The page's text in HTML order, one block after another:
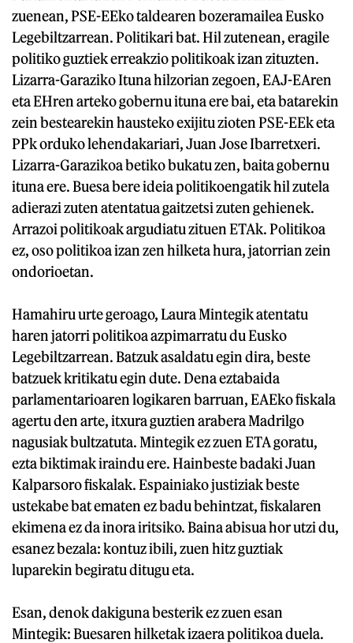
zuenean, PSE-EEko taldearen bozeramailea Eusko
Legebiltzarrean. Politikari bat. Hil zutenean, eragile
politiko guztiek erreakzio politikoak izan zituzten.
Lizarra-Garaziko Ituna hilzorian zegoen, EAJ-EAren
eta EHren arteko gobernu ituna ere bai, eta batarekin
zein bestearekin hausteko exijitu zioten PSE-EEk eta
PPk orduko lehendakariari, Juan Jose Ibarretxeri.
Lizarra-Garazikoa betiko bukatu zen, baita gobernu
ituna ere. Buesa bere ideia politikoengatik hil zutela
adierazi zuten atentatua gaitzetsi zuten gehienek.
Arrazoi politikoak argudiatu zituen ETAk. Politikoa
ez, oso politikoa izan zen hilketa hura, jatorrian zein
ondorioetan.
Hamahiru urte geroago, Laura Mintegik atentatu
haren jatorri politikoa azpimarratu du Eusko
Legebiltzarrean. Batzuk asaldatu egin dira, beste
batzuek kritikatu egin dute. Dena eztabaida
parlamentarioaren logikaren barruan, EAEko fiskala
agertu den arte, itxura guztien arabera Madrilgo
nagusiak bultzatuta. Mintegik ez zuen ETA goratu,
ezta biktimak iraindu ere. Hainbeste badaki Juan
Kalparsoro fiskalak. Espainiako justiziak beste
ustekabe bat ematen ez badu behintzat, fiskalaren
ekimena ez da inora iritsiko. Baina abisua hor utzi du,
esanez bezala: kontuz ibili, zuen hitz guztiak
luparekin begiratu ditugu eta.
Esan, denok dakiguna besterik ez zuen esan
Mintegik: Buesaren hilketak izaera politikoa duela.